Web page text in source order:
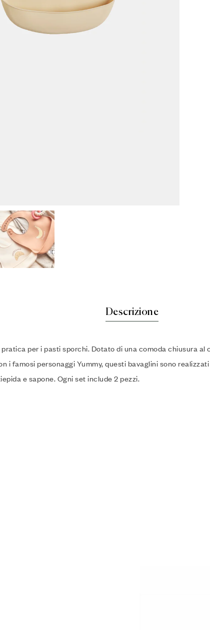
Descrizione
pratica per i pasti sporchi. Dotato di una comoda chiusura
i famosi personaggi Yummy, questi bavaglini sono
e sapone. Ogni set include 2 pezzi.